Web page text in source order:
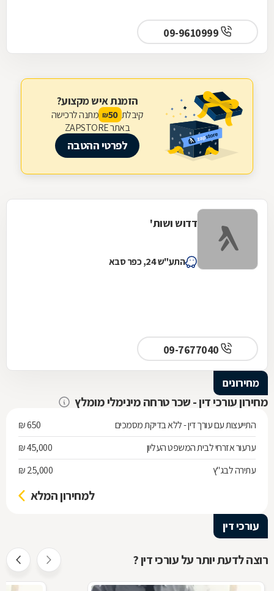
הזמנת איש מקצוע?
קיבלת 50
₪ מתנה לרכישה
באתר ZAPSTORE
לפרטי ההטבה
דדוש ושות'
התע"ש 24, כפר סבא
09-7677040
מחירונים
מחירון עורכי דין - שכר טרחה מינימלי מומלץ
התייעצות עם עורך דין - ללא בדיקת מסמכים
650 ₪
ערעור אזרחי לבית המשפט העליון
45,000 ₪
עתירה לבג"ץ
25,000 ₪
למחירון המלא
עורכי דין
רוצה לדעת יותר על עורכי דין ?